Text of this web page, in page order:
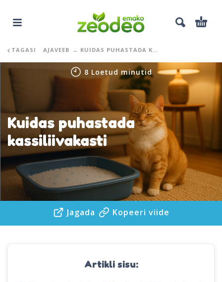
TAGASI AJAVEEB
8 Loetud minutid
Kuidas puhastada
kassiliivakasti
Jagada Kopeeri viide
Artikli sisu: